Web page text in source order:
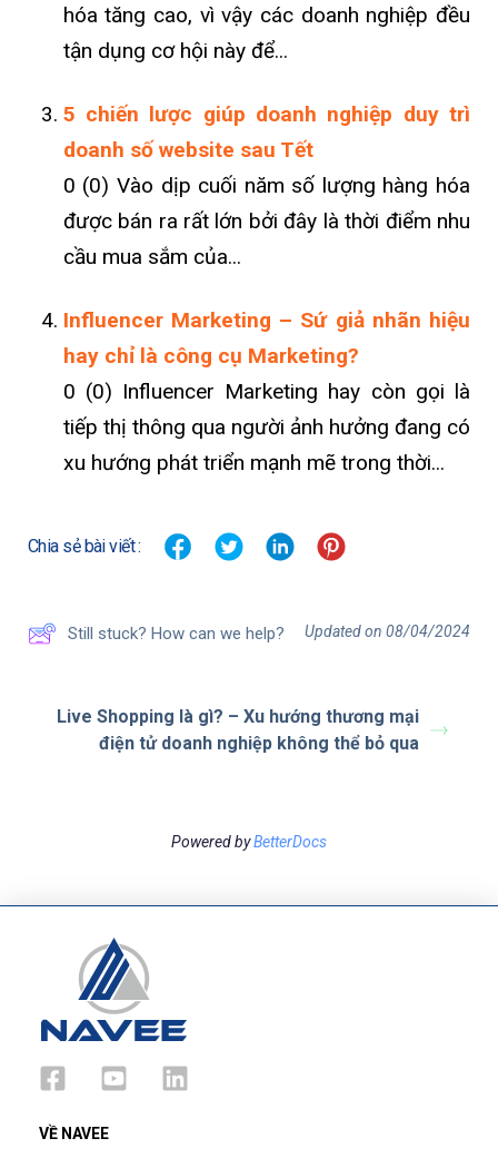
hóa tăng cao, vì vậy các doanh nghiệp đều
tận dụng cơ hội này để...
5 chiến lược giúp doanh nghiệp duy trì
doanh số website sau Tết
0 (0) Vào dịp cuối năm số lượng hàng hóa
được bán ra rất lớn bởi đây là thời điểm nhu
cầu mua sắm của...
Influencer Marketing – Sứ giả nhãn hiệu
hay chỉ là công cụ Marketing?
0 (0) Influencer Marketing hay còn gọi là
tiếp thị thông qua người ảnh hưởng đang có
xu hướng phát triển mạnh mẽ trong thời...
Chia sẻ bài viết :
Still stuck? How can we help? Updated on 08/04/2024
Live Shopping là gì? – Xu hướng thương mại
điện tử doanh nghiệp không thể bỏ qua
Powered byBetterDocs
VỀ NAVEE